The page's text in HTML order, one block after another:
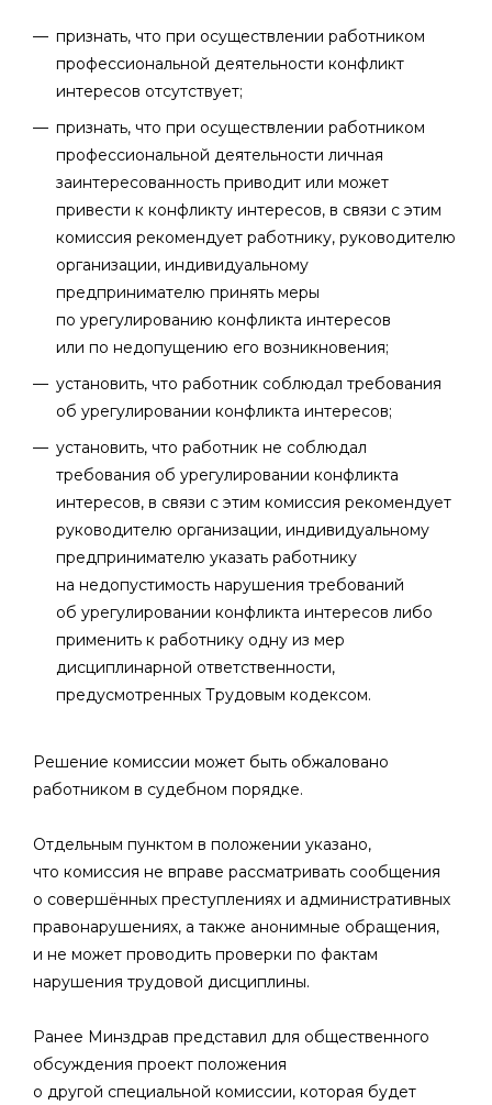
признать, что при осуществлении работником
профессиональной деятельности конфликт
интересов отсутствует;
признать, что при осуществлении работником
профессиональной деятельности личная
заинтересованность приводит или может
привести к конфликту интересов, в связи с этим
комиссия рекомендует работнику, руководителю
организации, индивидуальному
предпринимателю принять меры
по урегулированию конфликта интересов
или по недопущению его возникновения;
установить, что работник соблюдал требования
об урегулировании конфликта интересов;
установить, что работник не соблюдал
требования об урегулировании конфликта
интересов, в связи с этим комиссия рекомендует
руководителю организации, индивидуальному
предпринимателю указать работнику
на недопустимость нарушения требований
об урегулировании конфликта интересов либо
применить к работнику одну из мер
дисциплинарной ответственности,
предусмотренных Трудовым кодексом.
Решение комиссии может быть обжаловано
работником в судебном порядке.
Отдельным пунктом в положении указано,
что комиссия не вправе рассматривать сообщения
о совершённых преступлениях и административных
правонарушениях, а также анонимные обращения,
и не может проводить проверки по фактам
нарушения трудовой дисциплины.
Ранее Минздрав представил для общественного
обсуждения проект положения
о другой специальной комиссии, которая будет